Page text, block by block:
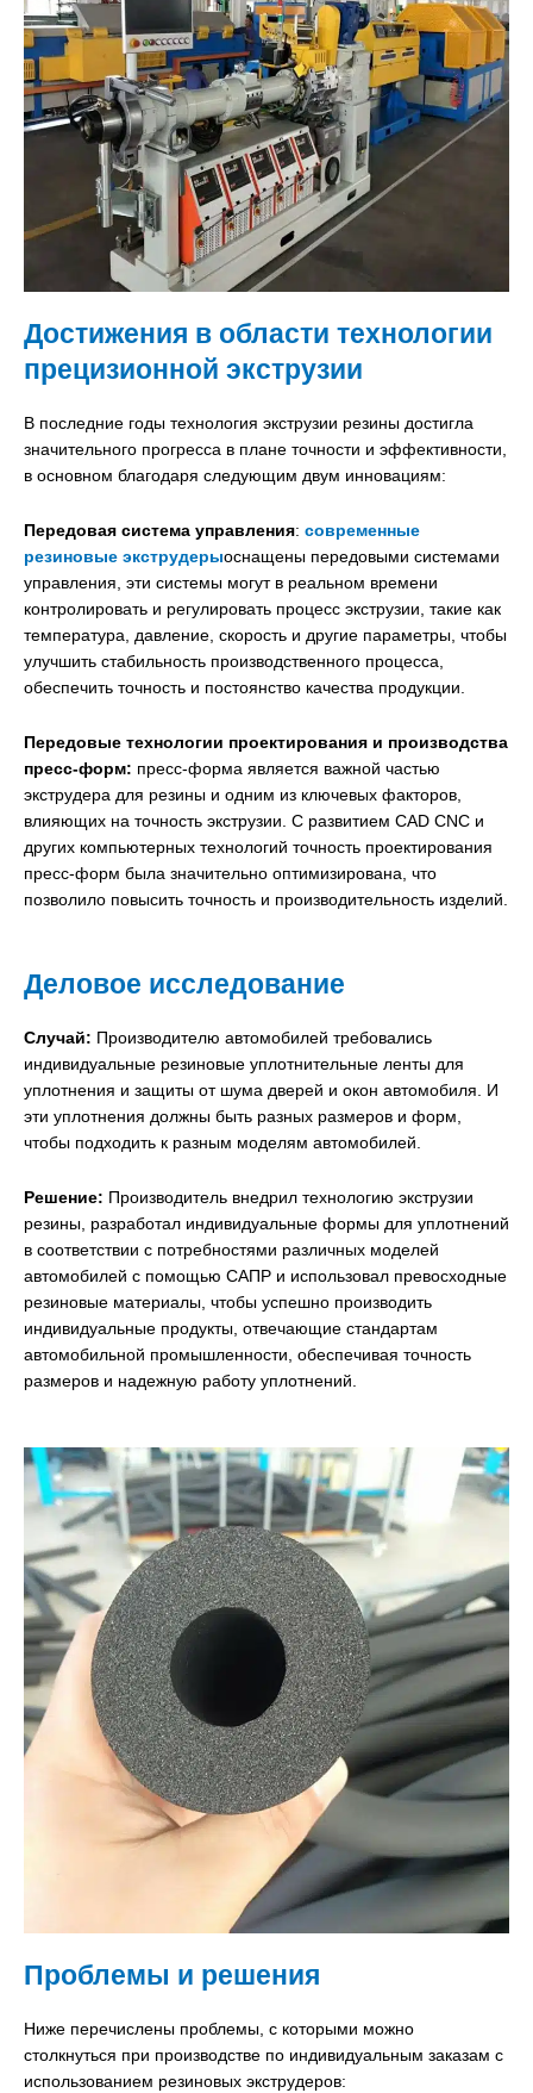
Достижения в области технологии
прецизионной экструзии
В последние годы технология экструзии резины достигла
значительного прогресса в плане точности и эффективности,
в основном благодаря следующим двум инновациям:
Передовая система управления: современные
резиновые экструдерыоснащены передовыми системами
управления, эти системы могут в реальном времени
контролировать и регулировать процесс экструзии, такие как
температура, давление, скорость и другие параметры, чтобы
улучшить стабильность производственного процесса,
обеспечить точность и постоянство качества продукции.
Передовые технологии проектирования и производства
пресс-форм: пресс-форма является важной частью
экструдера для резины и одним из ключевых факторов,
влияющих на точность экструзии. С развитием CAD CNC и
других компьютерных технологий точность проектирования
пресс-форм была значительно оптимизирована, что
позволило повысить точность и производительность изделий.
Деловое исследование
Случай: Производителю автомобилей требовались
индивидуальные резиновые уплотнительные ленты для
уплотнения и защиты от шума дверей и окон автомобиля. И
эти уплотнения должны быть разных размеров и форм,
чтобы подходить к разным моделям автомобилей.
Решение: Производитель внедрил технологию экструзии
резины, разработал индивидуальные формы для уплотнений
в соответствии с потребностями различных моделей
автомобилей с помощью САПР и использовал превосходные
резиновые материалы, чтобы успешно производить
индивидуальные продукты, отвечающие стандартам
автомобильной промышленности, обеспечивая точность
размеров и надежную работу уплотнений.
Проблемы и решения
Ниже перечислены проблемы, с которыми можно
столкнуться при производстве по индивидуальным заказам с
использованием резиновых экструдеров: